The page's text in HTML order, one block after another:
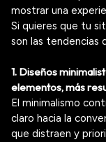
mostrar una
Si quieres que tu
son las tendencias
1. Diseños
elementos, más
El minimalismo
claro hacia la
que distraen y